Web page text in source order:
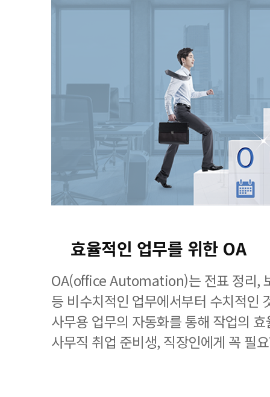
효율적인 업무를 위한 OA
OA(office Automation)는 전표 정리,
등 비수치적인 업무에서부터 수치적인
사무용 업무의 자동화를 통해 작업의
사무직 취업 준비생, 직장인에게 꼭 필